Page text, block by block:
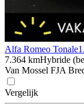
Alfa Romeo Tonale
7.364 kmHybride
Van Mossel FJA
Vergelijk